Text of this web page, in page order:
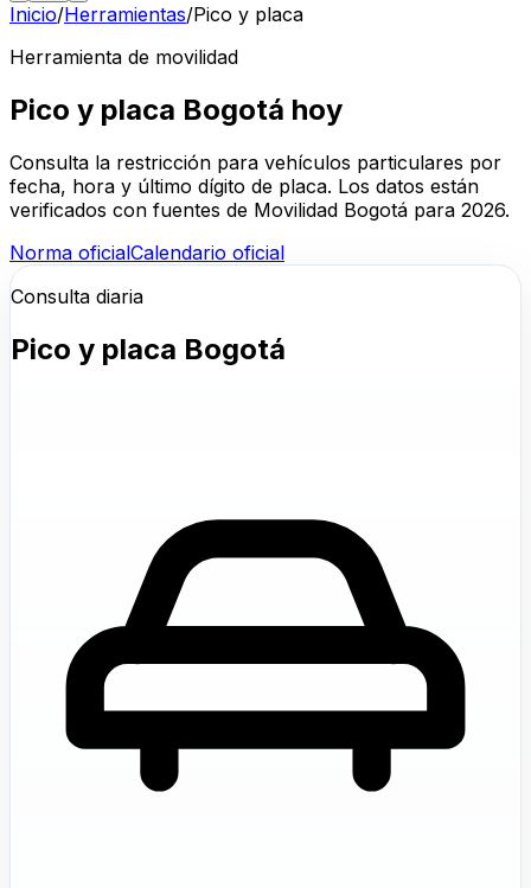
Inicio/Herramientas/Pico y placa
Herramienta de movilidad
Pico y placa Bogotá hoy
Consulta la restricción para vehículos particulares por
fecha, hora y último dígito de placa. Los datos están
verificados con fuentes de Movilidad Bogotá para 2026.
Norma oficialCalendario oficial
Consulta diaria
Pico y placa Bogotá